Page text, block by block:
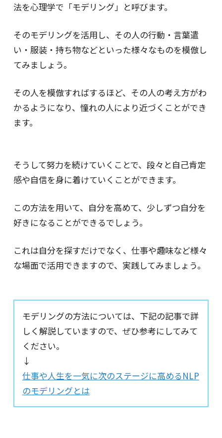
法を心理学で「モデリング」と呼びます。
そのモデリングを活用し、その人の行動・言葉遣
い・服装・持ち物などといった様々なものを模倣し
てみましょう。
その人を模倣すればするほど、その人の考え方がわ
かるようになり、憧れの人により近づくことができ
ます。
そうして努力を続けていくことで、段々と自己肯定
感や自信を身に着けていくことができます。
この方法を用いて、自分を高めて、少しずつ自分を
好きになることができるでしょう。
これは自分を探すだけでなく、仕事や趣味など様々
な場面で活用できますので、実践してみましょう。
モデリングの方法については、下記の記事で詳
しく解説していますので、ぜひ参考にしてみて
ください。
↓
仕事や人生を一気に次のステージに高めるNLP
のモデリングとは